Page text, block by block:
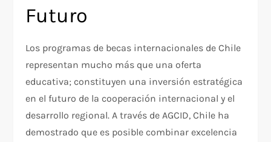
Futuro
Los programas de becas internacionales de Chile
representan mucho más que una oferta
educativa; constituyen una inversión estratégica
en el futuro de la cooperación internacional y el
desarrollo regional. A través de AGCID, Chile ha
demostrado que es posible combinar excelencia